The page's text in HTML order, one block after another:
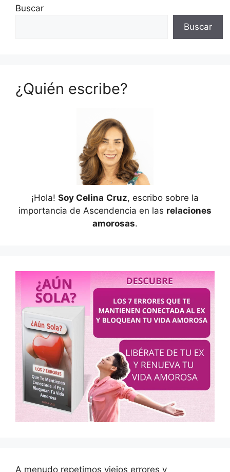
Buscar
Buscar
¿Quién escribe?
¡Hola! Soy Celina Cruz, escribo sobre la
importancia de Ascendencia en las relaciones
amorosas.
A menudo repetimos viejos errores y